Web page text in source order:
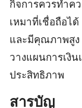
กิจการควรทำค
เหมาที่เชื่อถือไ
และมีคุณภาพสู
วางแผนการเงิ
ประสิทธิภาพ
สารบัญ